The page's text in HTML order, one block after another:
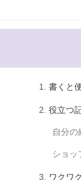
書くと
役立つ
自分の
ショッ
ワクワ